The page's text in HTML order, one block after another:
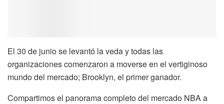
El 30 de junio se levantó la veda y todas las
organizaciones comenzaron a moverse en el vertiginoso
mundo del mercado; Brooklyn, el primer ganador.
Compartimos el panorama completo del mercado NBA a